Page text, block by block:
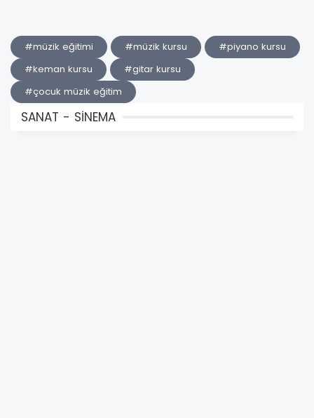
#müzik eğitimi #müzik kursu
#piyano kursu
#keman kursu
#gitar kursu
#çocuk müzik eğitim
SANAT - SİNEMA